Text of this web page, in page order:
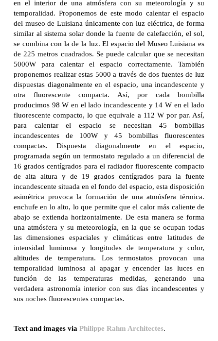
en el interior de una atmósfera con su meteorología y su
temporalidad. Proponemos de este modo calentar el espacio
del museo de Luisiana únicamente con luz eléctrica, de forma
similar al sistema solar donde la fuente de calefacción, el sol,
se combina con la de la luz. El espacio del Museo Luisiana es
de 225 metros cuadrados. Se puede calcular que se necesitan
5000W para calentar el espacio correctamente. También
proponemos realizar estas 5000 a través de dos fuentes de luz
dispuestas diagonalmente en el espacio, una incandescente y
otra fluorescente compacta. Así, por cada bombilla
producimos 98 W en el lado incandescente y 14 W en el lado
fluorescente compacto, lo que equivale a 112 W por par. Así,
para calentar el espacio se necesitan 45 bombillas
incandescentes de 100W y 45 bombillas fluorescentes
compactas. Dispuesta diagonalmente en el espacio,
programada según un termostato regulado a un diferencial de
16 grados centígrados para el radiador fluorescente compacto
de alta altura y de 19 grados centígrados para la fuente
incandescente situada en el fondo del espacio, esta disposición
asimétrica provoca la formación de una atmósfera térmica.
enchufe en lo alto, lo que permite que el calor más caliente de
abajo se extienda horizontalmente. De esta manera se forma
una atmósfera y su meteorología, en la que se ocupan todas
las dimensiones espaciales y climáticas entre latitudes de
intensidad luminosa y longitudes de temperatura y color,
altitudes de temperatura. Los termostatos provocan una
temporalidad luminosa al apagar y encender las luces en
función de las temperaturas medidas, generando una
verdadera astronomía interior con sus días incandescentes y
sus noches fluorescentes compactas.
Text and images via Philippe Rahm Architectes.